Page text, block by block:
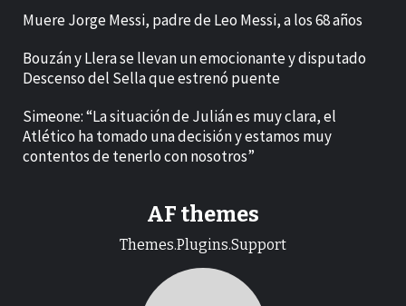
Muere Jorge Messi, padre de Leo Messi, a los 68 años
Bouzán y Llera se llevan un emocionante y disputado
Descenso del Sella que estrenó puente
Simeone: “La situación de Julián es muy clara, el
Atlético ha tomado una decisión y estamos muy
contentos de tenerlo con nosotros”
AF themes
Themes.Plugins.Support